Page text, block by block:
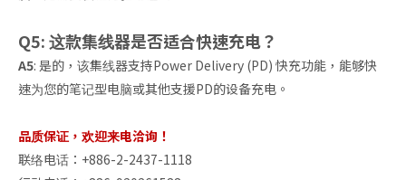
Q5: 这款集线器是否适合快速充电？
A5: 是的，该集线器支持Power Delivery (PD) 快充功能，能够快
速为您的笔记型电脑或其他支援PD的设备充电。
品质保证，欢迎来电洽询！
联络电话：+886-2-2437-1118